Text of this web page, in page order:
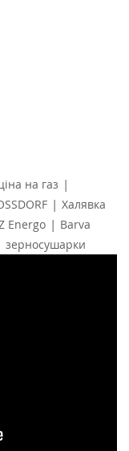
на газ |
| Халявка
Energo | Barva
зерносушарки